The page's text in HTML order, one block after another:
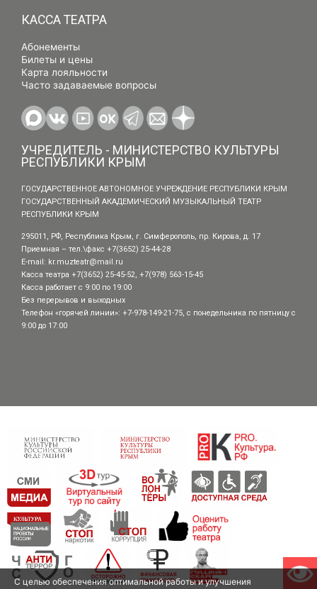
КАССА ТЕАТРА
Абонементы
Билеты и цены
Карта лояльности
Часто задаваемые вопросы
УЧРЕДИТЕЛЬ - МИНИСТЕРСТВО КУЛЬТУРЫ
РЕСПУБЛИКИ КРЫМ
ГОСУДАРСТВЕННОЕ АВТОНОМНОЕ УЧРЕЖДЕНИЕ РЕСПУБЛИКИ КРЫМ
ГОСУДАРСТВЕННЫЙ АКАДЕМИЧЕСКИЙ МУЗЫКАЛЬНЫЙ ТЕАТР
РЕСПУБЛИКИ КРЫМ
295011, РФ, Республика Крым, г. Симферополь, пр. Кирова, д. 17
Приемная – тел.\факс +7(3652) 25-44-28
E-mail: kr.muzteatr@mail.ru
Касса театра +7(3652) 25-45-52, +7(978) 563-15-45
Касса работает с 9:00 по 19:00
Без перерывов и выходных
Телефон «горячей линии»: +7-978-149-21-75, с понедельника по пятницу с
9:00 до 17:00
С целью обеспечения оптимальной работы и улучшения